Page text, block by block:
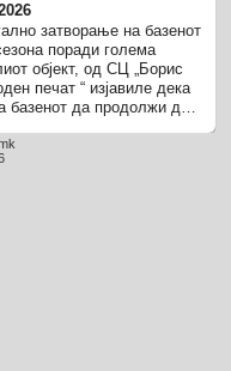
затворање на базенот
поради голема
објект, од СЦ „Борис
печат “ изјавиле дека
базенот да продолжи да